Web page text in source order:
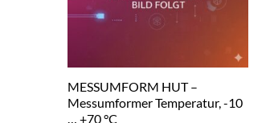
MESSUMFORM HUT –
Messumformer Temperatur, -10
… +70 °C